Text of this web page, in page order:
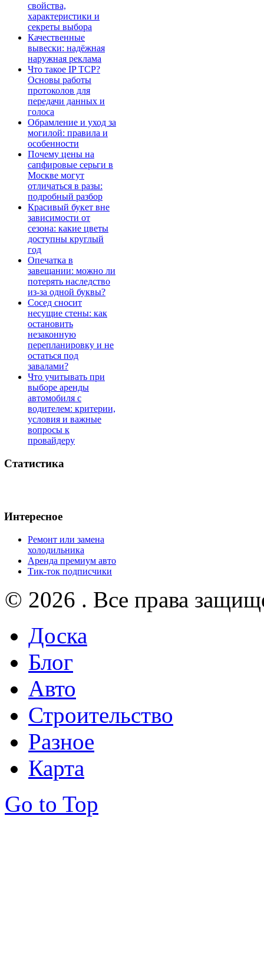
свойства,
характеристики и
секреты выбора
Качественные
вывески: надёжная
наружная реклама
Что такое IP TCP?
Основы работы
протоколов для
передачи данных и
голоса
Обрамление и уход за
могилой: правила и
особенности
Почему цены на
сапфировые серьги в
Москве могут
отличаться в разы:
подробный разбор
Красивый букет вне
зависимости от
сезона: какие цветы
доступны круглый
год
Опечатка в
завещании: можно ли
потерять наследство
из-за одной буквы?
Сосед сносит
несущие стены: как
остановить
незаконную
перепланировку и не
остаться под
завалами?
Что учитывать при
выборе аренды
автомобиля с
водителем: критерии,
условия и важные
вопросы к
провайдеру
Статистика
Интересное
Ремонт или замена
холодильника
Аренда премиум авто
Тик-ток подписчики
© 2026 . Все права
Доска
Блог
Авто
Строительство
Разное
Карта
Go to Top